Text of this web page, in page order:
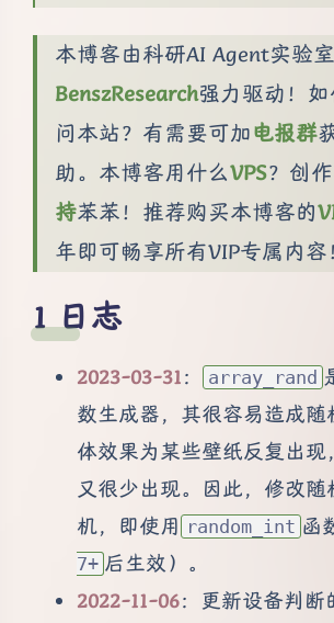
本博客由科研AI Agent实验室
BenszResearch强力驱动！如
问本站？有需要可加电报群
助。本博客用什么VPS？创
持苯苯！推荐购买本博客的
年即可畅享所有VIP专属内容
日志
2023-03-31： array_rand
数生成器，其很容易造成随
体效果为某些壁纸反复出现
又很少出现。因此，修改
机，即使用 random_int 函
7+ 后生效）。
2022-11-06：更新设备判断